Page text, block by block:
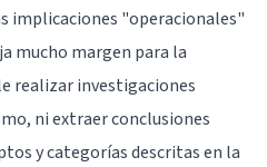
implicaciones "operacionales"
mucho margen para la
realizar investigaciones
ni extraer conclusiones
y categorías descritas en la